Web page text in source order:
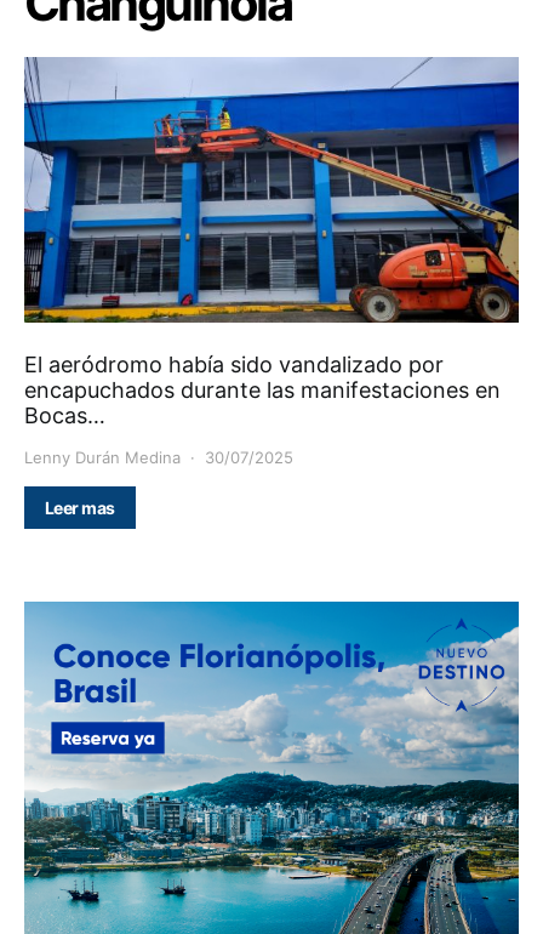
El aeródromo había sido vandalizado por
encapuchados durante las manifestaciones en
Bocas…
Lenny Durán Medina 30/07/2025
Leer mas